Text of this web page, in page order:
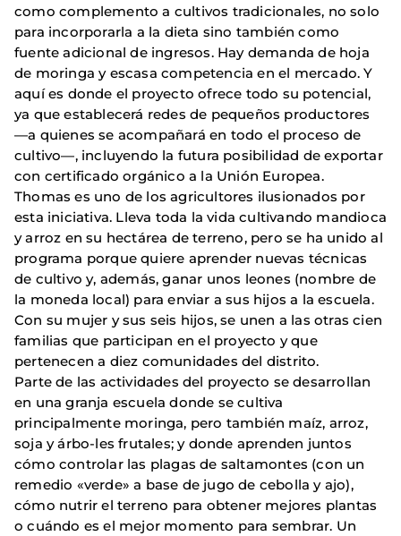
como complemento a cultivos tradicio­nales, no solo
para incorporarla a la dieta sino también como
fuente adicional de ingresos. Hay demanda de hoja
de moringa y escasa competencia en el mercado. Y
aquí es donde el proyecto ofrece todo su potencial,
ya que esta­blecerá redes de pequeños productores
—a quienes se acompañará en todo el proceso de
cultivo—, incluyendo la futura posibilidad de exportar
con certi­ficado orgánico a la Unión Europea.
Thomas es uno de los agricultores ilusionados por
esta iniciativa. Lleva toda la vida cultivando mandioca
y arroz en su hectárea de terreno, pero se ha unido al
programa porque quiere aprender nuevas técnicas
de cultivo y, ade­más, ganar unos leones (nombre de
la moneda local) para enviar a sus hijos a la escuela.
Con su mujer y sus seis hijos, se unen a las otras cien
familias que participan en el proyecto y que
pertenecen a diez comunidades del distrito.
Parte de las actividades del proyecto se desarrollan
en una granja escuela donde se cultiva
principalmente moringa, pero también maíz, arroz,
soja y árbo-les frutales; y donde aprenden juntos
cómo controlar las plagas de saltamontes (con un
remedio «verde» a base de jugo de cebolla y ajo),
cómo nutrir el terreno para obtener mejores plantas
o cuándo es el mejor momento para sembrar. Un